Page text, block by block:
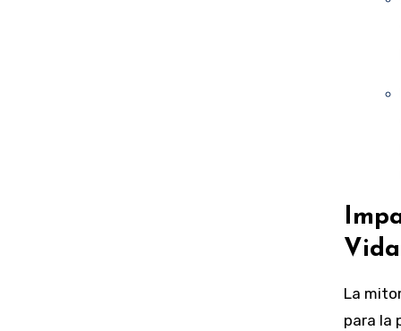
La
para la